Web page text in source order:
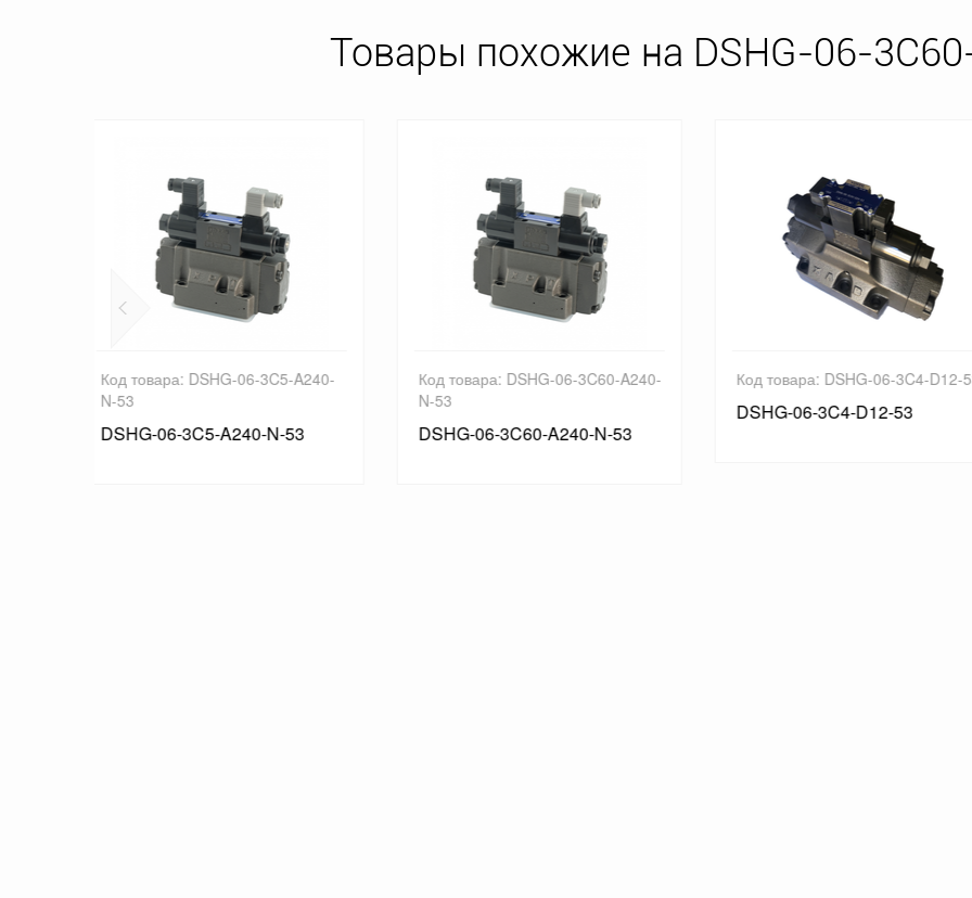
Товары похожие на DSHG-06-
Код товара: DSHG-06-3C60-A240-
N-53
DSHG-06-3C60-A240-N-53
Код товара: DSHG-06-3C4-D12-53
DSHG-06-3C4-D12-53
Код товара: DSHG-06-3C5-
DSHG-06-3C5-D12-53